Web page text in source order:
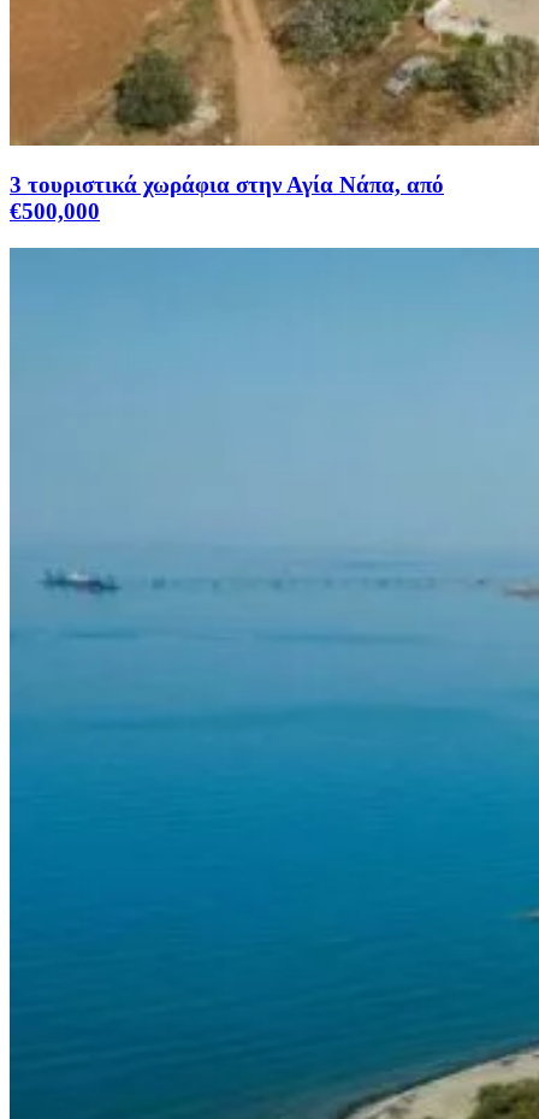
3 τουριστικά χωράφια στην Αγία Νάπα, από
€500,000